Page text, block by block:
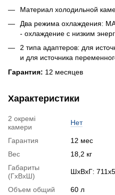
Материал холодильной
Два режима охлаждения:
- охлаждение с низким
2 типа адаптеров: для
и для источника
Гарантия: 12 месяцев
Характеристики
2 окремі
камери
Нет
Гарантия
12 мес
Вес
18,2 кг
Габариты
(ГхВхШ)
ШхВхГ:
Объем общий
60 л